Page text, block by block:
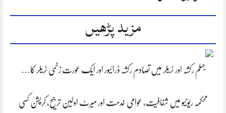
مزید پڑھیں
جہلم رکشہ اور ٹریلر میں تصادم رکشہ ڈرائیور اور ایک عورت زخمی ٹریلر کا…
محکمہ ریونیو میں شفافیت، عوامی خدمت اور میرٹ اولین ترجیح، کرپشن کسی